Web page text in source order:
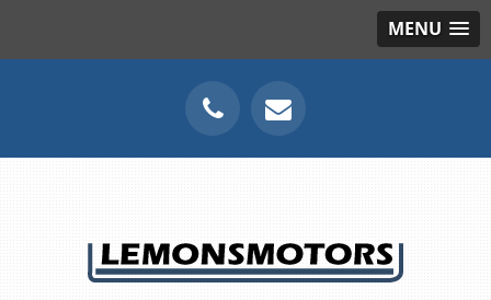
MENU